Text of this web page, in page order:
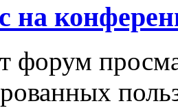
на
форум